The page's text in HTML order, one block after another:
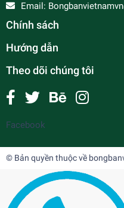
Email:
Chính sách
Hướng dẫn
Theo dõi chúng tôi
Facebook
© Bản quyền thuộc về